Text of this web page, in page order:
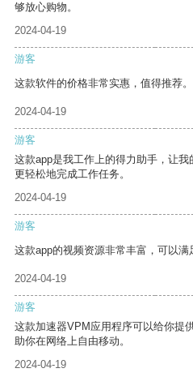
够放心购物。
2024-04-19
游客
这款软件的价格非常实惠，值得推荐。
2024-04-19
游客
这款app是我工作上的得力助手，让
更轻松地完成工作任务。
2024-04-19
游客
这款app的视频资源非常丰富，可以满
2024-04-19
游客
这款加速器VPM应用程序可以给你提
助你在网络上自由移动。
2024-04-19